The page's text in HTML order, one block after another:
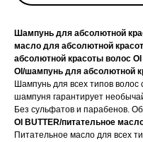
Шампунь для абсолютной
масло для абсолютной
абсолютной красоты волос
OI/шампунь для абсолютной
Шампунь для всех типов
шампуня гарантирует
Без сульфатов и парабенов.
OI BUTTER/питательное
Питательное масло для всех